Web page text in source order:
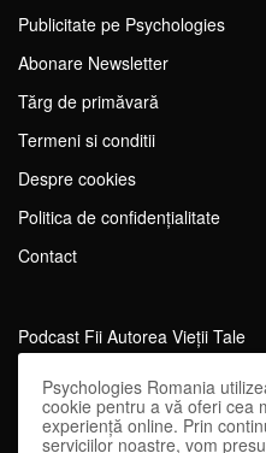
Publicitate pe Psychologies
Abonare Newsletter
Tărg de primăvară
Termeni si conditii
Despre cookies
Politica de confidențialitate
Contact
Podcast Fii Autorea Vieții Tale
Evenimente Fii Autoarea Vieții
SportEdu
Psychologies Romania
cookie pentru a vă oferi cea
experiență online. Prin
serviciilor noastre, vom